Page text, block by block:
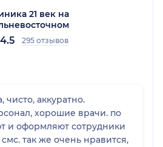
21 век на
4.5 295 отзывов
аккуратно.
хорошие врачи. по
и оформляют сотрудники
так же очень нравится,